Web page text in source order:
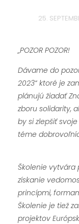
25.
„POZOR POZOR!
Dávame do
2023“ ktoré je
plánujú žiadať
zboru solidarity,
by si zlepšiť
téme
Školenie vytvára
získanie
princípmi,
Školenie je tiež
projektov